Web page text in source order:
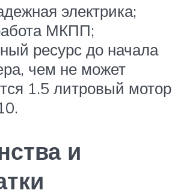
электрика;
МКПП;
ресурс до начала
чем не может
1.5 литровый мотор
и